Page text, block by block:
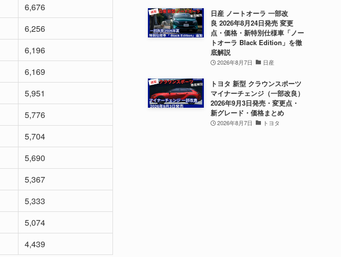
6,676
6,256
6,196
6,169
5,951
5,776
5,704
5,690
5,367
5,333
5,074
4,439
日産 ノートオーラ 一部改
良 2026年8月24日発売 変更
点・価格・新特別仕様車「ノー
トオーラ Black Edition」を徹
底解説
2026年8月7日 日産
トヨタ 新型 クラウンスポーツ
マイナーチェンジ（一部改良）
2026年9月3日発売・変更点・
新グレード・価格まとめ
2026年8月7日 トヨタ